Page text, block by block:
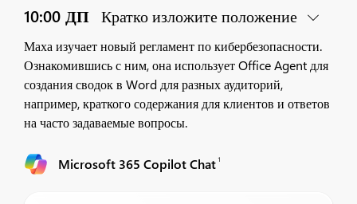
10:00 ДП Кратко изложите положение
Маха изучает новый регламент по кибербезопасности.
Ознакомившись с ним, она использует Office Agent для
создания сводок в Word для разных аудиторий,
например, краткого содержания для клиентов и ответов
на часто задаваемые вопросы.
Microsoft 365 Copilot Chat 1